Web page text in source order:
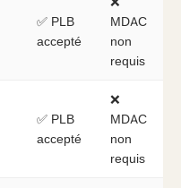
✅ PLB
accepté
MDAC
non
requis
✅ PLB
accepté
❌
MDAC
non
requis